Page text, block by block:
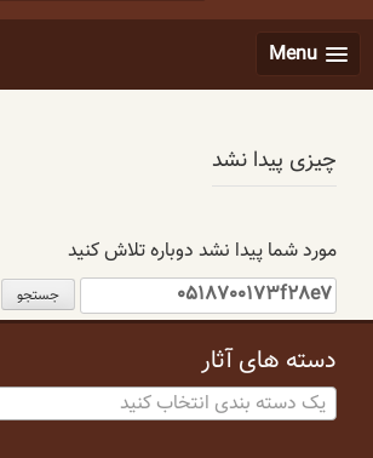
Menu
چیزی پیدا نشد
مورد شما پیدا نشد دوباره تلاش کنید
جستجو
برای:
دسته های آثار
یک دسته بندی انتخاب کنید